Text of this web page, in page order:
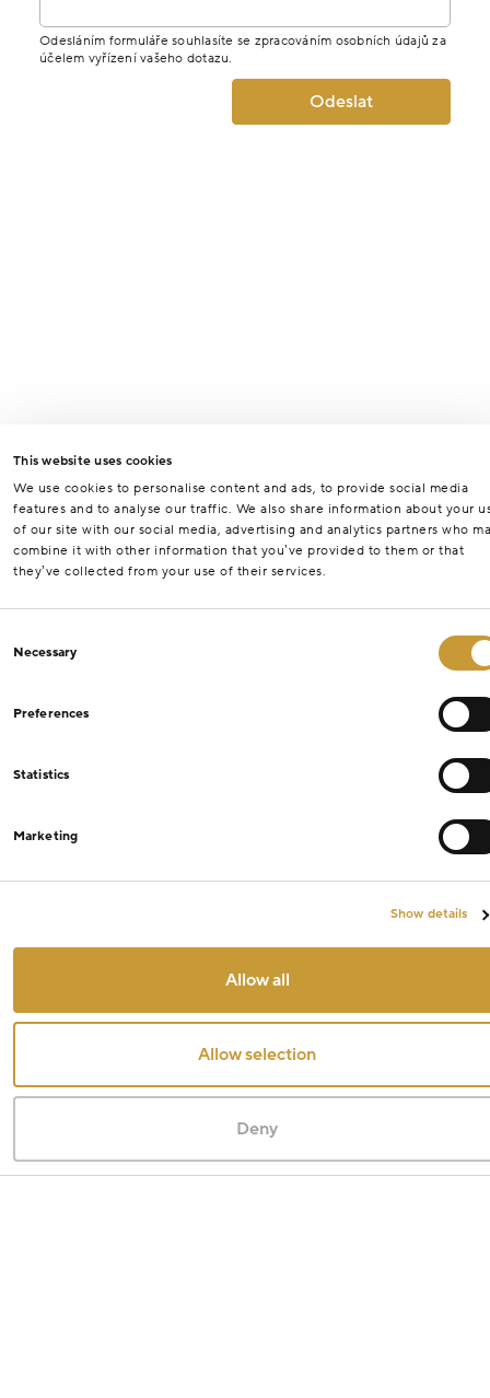
This website uses cookies
We use cookies to personalise content and ads, to provide social media
features and to analyse our traffic. We also share information about your
of our site with our social media, advertising and analytics partners who
combine it with other information that you’ve provided to them or that
they’ve collected from your use of their services.
Selection
Necessary
Preferences
Statistics
Marketing
Show details
Allow all
Allow selection
Deny
Odesláním formuláře souhlasíte se zpracováním osobních údajů za
účelem vyřízení vašeho dotazu.
Odeslat